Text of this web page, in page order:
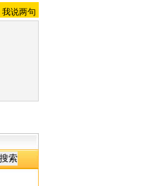
我说两句